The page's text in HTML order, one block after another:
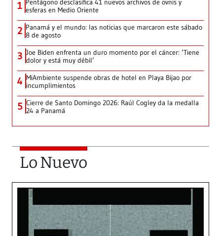
1 Pentágono desclasifica 41 nuevos archivos de ovnis y
esferas en Medio Oriente
2 Panamá y el mundo: las noticias que marcaron este sábado
8 de agosto
3 Joe Biden enfrenta un duro momento por el cáncer: ‘Tiene
dolor y está muy débil’
4 MiAmbiente suspende obras de hotel en Playa Bijao por
incumplimientos
5 Cierre de Santo Domingo 2026: Raúl Cogley da la medalla
24 a Panamá
Lo Nuevo